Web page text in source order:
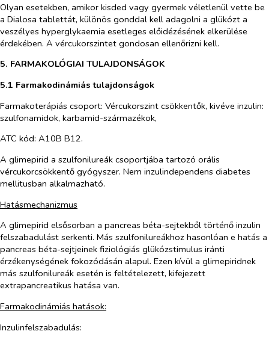
Olyan esetekben, amikor kisded vagy gyermek véletlenül vette be
a Dialosa tablettát, különös gonddal kell adagolni a glükózt a
veszélyes hyperglykaemia esetleges előidézésének elkerülése
érdekében. A vércukorszintet gondosan ellenőrizni kell.
5. FARMAKOLÓGIAI TULAJDONSÁGOK
5.1 Farmakodinámiás tulajdonságok
Farmakoterápiás csoport: Vércukorszint csökkentők, kivéve inzulin:
szulfonamidok, karbamid-származékok,
ATC kód: A10B B12.
A glimepirid a szulfonilureák csoportjába tartozó orális
vércukorcsökkentő gyógyszer. Nem inzulindependens diabetes
mellitusban alkalmazható.
Hatásmechanizmus
A glimepirid elsősorban a pancreas béta-sejtekből történő inzulin
felszabadulást serkenti. Más szulfonilureákhoz hasonlóan e hatás a
pancreas béta-sejtjeinek fiziológiás glükózstimulus iránti
érzékenységének fokozódásán alapul. Ezen kívül a glimepiridnek
más szulfonilureák esetén is feltételezett, kifejezett
extrapancreatikus hatása van.
Farmakodinámiás hatások:
Inzulinfelszabadulás: